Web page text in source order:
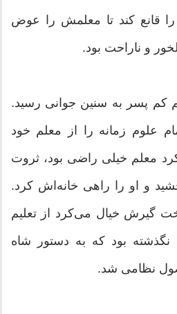
قانع كند تا معلمش را عوض
و ناراحت بود.
كم پسر به سنین جوانی رسید.
علوم زمانه را از معلم خود
معلم خیلی راضی بود، ثروت
و او را راهی خانه‌اش كرد.
گیرش خیال می‌كرد از تعلیم
بود كه به دستور شاه
نظامی شد.